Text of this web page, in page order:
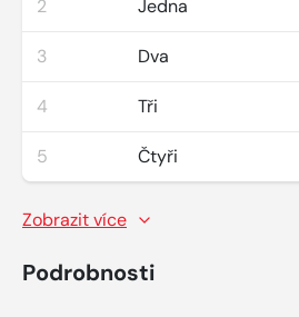
2 Jedna
3 Dva
4 Tři
5 Čtyři
Zobrazit více
Podrobnosti